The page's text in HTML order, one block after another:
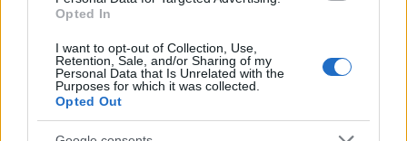
Opted In
I want to opt-out of Collection, Use,
Retention, Sale, and/or Sharing of my
Personal Data that Is Unrelated with the
Purposes for which it was collected.
Opted Out